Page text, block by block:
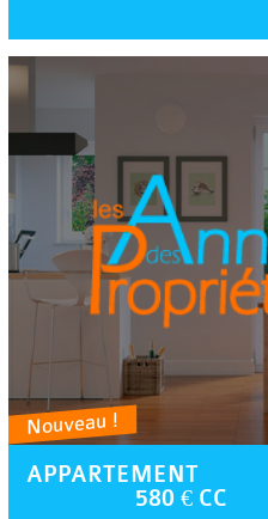
Nouveau !
APPARTEMENT
580 € CC